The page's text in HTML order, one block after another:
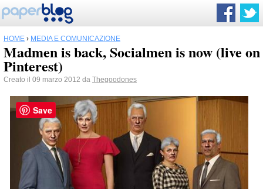
HOME › MEDIA E COMUNICAZIONE
Madmen is back, Socialmen is now (live on
Pinterest)
Creato il 09 marzo 2012 da Thegoodones
Save